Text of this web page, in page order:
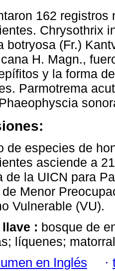
162 registros
Chrysothrix
botryosa (Fr.)
H. Magn.,
y la forma
Parmotrema
de especies de
asciende a
de la UICN para
Menor
Vulnerable (VU).
: bosque de
líquenes;
en Inglés ·